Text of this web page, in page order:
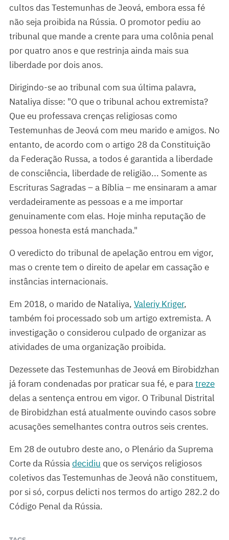
cultos das Testemunhas de Jeová, embora essa fé
não seja proibida na Rússia. O promotor pediu ao
tribunal que mande a crente para uma colônia penal
por quatro anos e que restrinja ainda mais sua
liberdade por dois anos.
Dirigindo-se ao tribunal com sua última palavra,
Nataliya disse: "O que o tribunal achou extremista?
Que eu professava crenças religiosas como
Testemunhas de Jeová com meu marido e amigos. No
entanto, de acordo com o artigo 28 da Constituição
da Federação Russa, a todos é garantida a liberdade
de consciência, liberdade de religião... Somente as
Escrituras Sagradas – a Bíblia – me ensinaram a amar
verdadeiramente as pessoas e a me importar
genuinamente com elas. Hoje minha reputação de
pessoa honesta está manchada."
O veredicto do tribunal de apelação entrou em vigor,
mas o crente tem o direito de apelar em cassação e
instâncias internacionais.
Em 2018, o marido de Nataliya, Valeriy Kriger,
também foi processado sob um artigo extremista. A
investigação o considerou culpado de organizar as
atividades de uma organização proibida.
Dezessete das Testemunhas de Jeová em Birobidzhan
já foram condenadas por praticar sua fé, e paratreze
delas a sentença entrou em vigor. O Tribunal Distrital
de Birobidzhan está atualmente ouvindo casos sobre
acusações semelhantes contra outros seis crentes.
Em 28 de outubro deste ano, o Plenário da Suprema
Corte da Rússiadecidiu que os serviços religiosos
coletivos das Testemunhas de Jeová não constituem,
por si só, corpus delicti nos termos do artigo 282.2 do
Código Penal da Rússia.